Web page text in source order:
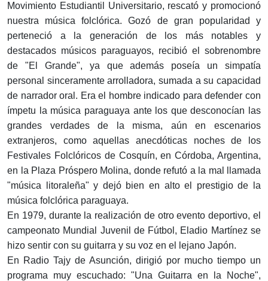
Movimiento Estudiantil Universitario, rescató y promocionó
nuestra música folclórica. Gozó de gran popularidad y
perteneció a la generación de los más notables y
destacados músicos paraguayos, recibió el sobrenombre
de "El Grande", ya que además poseía un simpatía
personal sinceramente arrolladora, sumada a su capacidad
de narrador oral. Era el hombre indicado para defender con
ímpetu la música paraguaya ante los que desconocían las
grandes verdades de la misma, aún en escenarios
extranjeros, como aquellas anecdóticas noches de los
Festivales Folclóricos de Cosquín, en Córdoba, Argentina,
en la Plaza Próspero Molina, donde refutó a la mal llamada
"música litoraleña" y dejó bien en alto el prestigio de la
música folclórica paraguaya.
En 1979, durante la realización de otro evento deportivo, el
campeonato Mundial Juvenil de Fútbol, Eladio Martínez se
hizo sentir con su guitarra y su voz en el lejano Japón.
En Radio Tajy de Asunción, dirigió por mucho tiempo un
programa muy escuchado: "Una Guitarra en la Noche",